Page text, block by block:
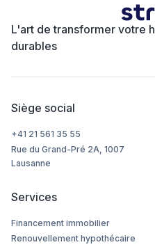
L'art de transformer votre
durables
Siège social
+41 21 561 35 55
Rue du Grand-Pré 2A, 1007
Lausanne
Services
Financement immobilier
Renouvellement hypothécaire